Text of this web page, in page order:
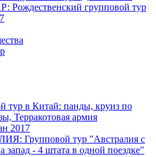
Рождественский групповой тур
тур в Китай: панды, круиз по
Терракотовая армия
2017
Групповой тур "Австралия с
запад - 4 штата в одной поездке"